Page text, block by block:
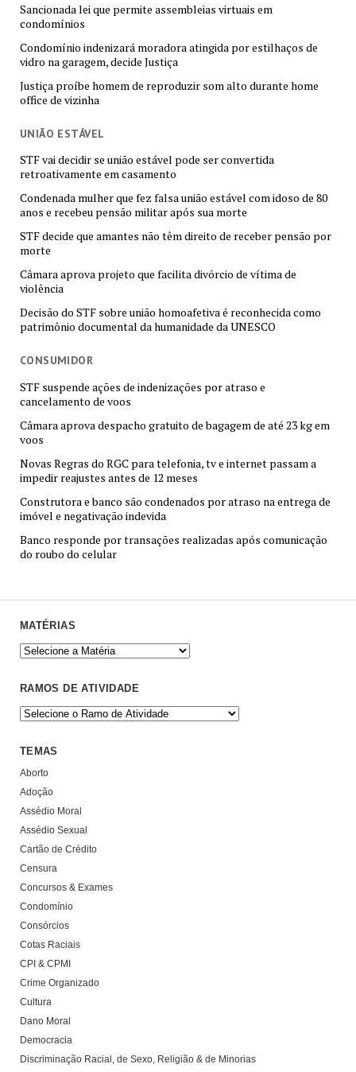
Sancionada lei que permite assembleias virtuais em
condomínios
Condomínio indenizará moradora atingida por estilhaços de
vidro na garagem, decide Justiça
Justiça proíbe homem de reproduzir som alto durante home
office de vizinha
UNIÃO ESTÁVEL
STF vai decidir se união estável pode ser convertida
retroativamente em casamento
Condenada mulher que fez falsa união estável com idoso de 80
anos e recebeu pensão militar após sua morte
STF decide que amantes não têm direito de receber pensão por
morte
Câmara aprova projeto que facilita divórcio de vítima de
violência
Decisão do STF sobre união homoafetiva é reconhecida como
patrimônio documental da humanidade da UNESCO
CONSUMIDOR
STF suspende ações de indenizações por atraso e
cancelamento de voos
Câmara aprova despacho gratuito de bagagem de até 23 kg em
voos
Novas Regras do RGC para telefonia, tv e internet passam a
impedir reajustes antes de 12 meses
Construtora e banco são condenados por atraso na entrega de
imóvel e negativação indevida
Banco responde por transações realizadas após comunicação
do roubo do celular
MATÉRIAS
RAMOS DE ATIVIDADE
TEMAS
Aborto
Adoção
Assédio Moral
Assédio Sexual
Cartão de Crédito
Censura
Concursos & Exames
Condomínio
Consórcios
Cotas Raciais
CPI & CPMI
Crime Organizado
Cultura
Dano Moral
Democracia
Discriminação Racial, de Sexo, Religião & de Minorias